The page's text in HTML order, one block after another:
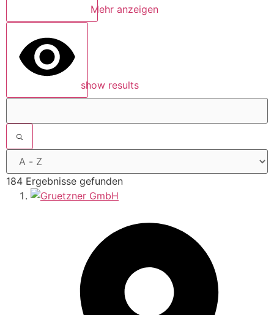
Mehr anzeigen
show results
184 Ergebnisse gefunden